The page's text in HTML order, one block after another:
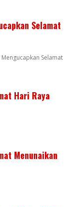
Selamat
Selamat
Hari Raya
Menunaikan